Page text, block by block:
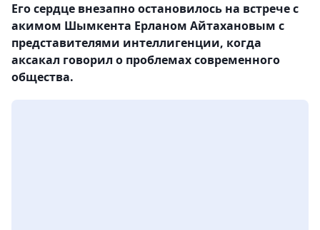
Его сердце внезапно остановилось на встрече с
акимом Шымкента Ерланом Айтаxановым с
представителями интеллигенции, когда
аксакал говорил о проблемах современного
общества.